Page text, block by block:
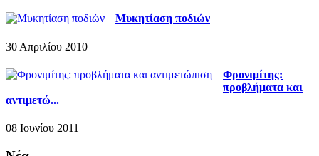
Μυκητίαση ποδιών
30 Απριλίου 2010
Φρονιμίτης:
προβλήματα και
αντιμετώ...
08 Ιουνίου 2011